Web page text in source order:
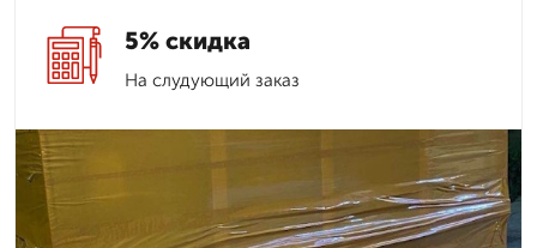
5% скидка
На слудующий заказ